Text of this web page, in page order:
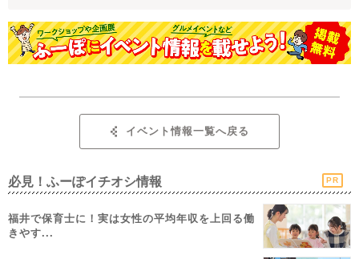
イベント情報一覧へ戻る
必見！ふーぽイチオシ情報 PR
福井で保育士に！実は女性の平均年収を上回る働
きやす...